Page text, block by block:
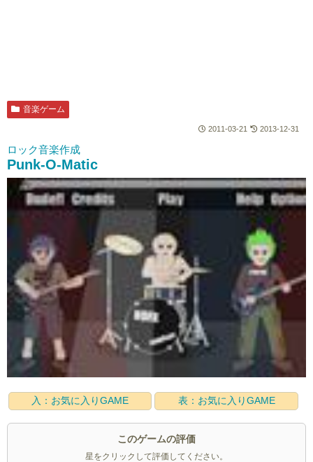
音楽ゲーム
2011-03-21 2013-12-31
ロック音楽作成
Punk-O-Matic
入：お気に入りGAME 表：お気に入りGAME
このゲームの評価
星をクリックして評価してください。